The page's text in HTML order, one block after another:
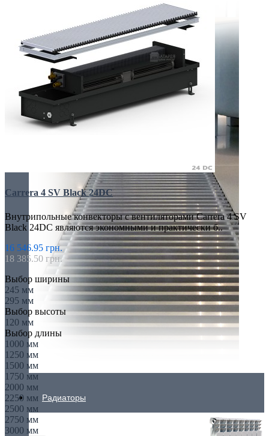
Радиаторы
Carrera 4 SV Black 24DC
Внутрипольные конвекторы с вентиляторами Carrera 4 SV
Black 24DC являются экономными и практически б..
16 546.95 грн.
18 385.50 грн.
Выбор ширины
245 мм
295 мм
Выбор высоты
120 мм
Выбор длины
1000 мм
1250 мм
1500 мм
1750 мм
2000 мм
2250 мм
2500 мм
2750 мм
3000 мм